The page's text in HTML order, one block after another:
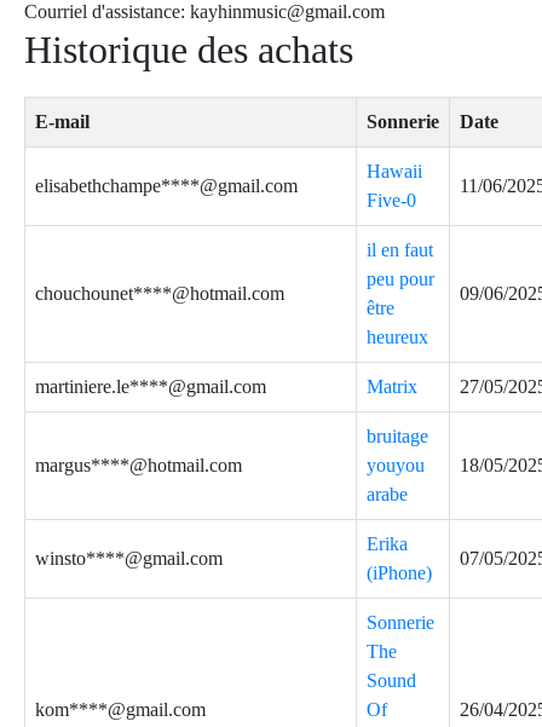
Courriel d'assistance: kayhinmusic@gmail.com
Historique des achats
E-mail Sonnerie Date
elisabethchampe****@gmail.com
Hawaii
Five-0
11/06/
chouchounet****@hotmail.com
il en faut
peu pour
être
heureux
09/06/
martiniere.le****@gmail.com Matrix 27/05/
margus****@hotmail.com
bruitage
youyou
arabe
18/05/
winsto****@gmail.com
Erika
(iPhone)
07/05/
kom****@gmail.com
Sonnerie
The
Sound
Of
26/04/